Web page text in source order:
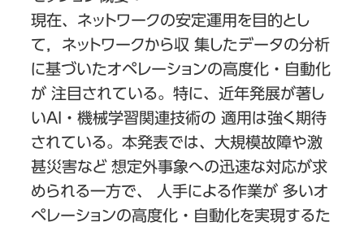
現在、ネットワークの安定運用を目的とし
て，ネットワークから収 集したデータの分析
に基づいたオペレーションの高度化・自動化
が 注目されている。特に、近年発展が著し
いAI・機械学習関連技術の 適用は強く期待
されている。本発表では、大規模故障や激
甚災害など 想定外事象への迅速な対応が求
められる一方で、 人手による作業が 多いオ
ペレーションの高度化・自動化を実現するた